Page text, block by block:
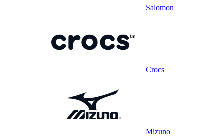
Salomon
Crocs
Mizuno